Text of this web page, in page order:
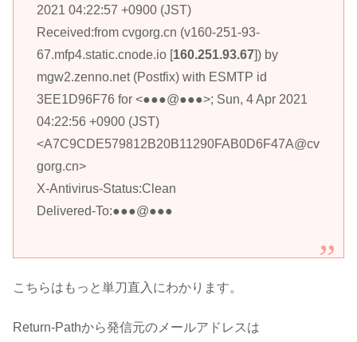
2021 04:22:57 +0900 (JST)
Received:from cvgorg.cn (v160-251-93-
67.mfp4.static.cnode.io [160.251.93.67]) by
mgw2.zenno.net (Postfix) with ESMTP id
3EE1D96F76 for <●●●@●●●>; Sun, 4 Apr 2021
04:22:56 +0900 (JST)
<A7C9CDE579812B20B11290FAB0D6F47A@cv
gorg.cn>
X-Antivirus-Status:Clean
Delivered-To:●●●@●●●
こちらはもっと単刀直入にわかります。
Return-Pathから発信元のメールアドレスは